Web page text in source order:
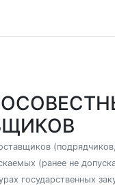
(ранее не
государственных